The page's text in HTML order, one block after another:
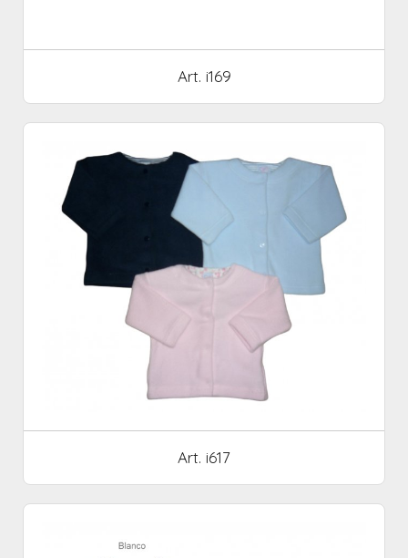
Art. i169
Art. i617